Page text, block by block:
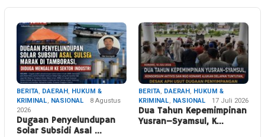
BERITA, DAERAH, HUKUM &
KRIMINAL, NASIONAL
8 Agustus
2026
Dugaan Penyelundupan
Solar Subsidi Asal …
BERITA, DAERAH, HUKUM &
KRIMINAL, NASIONAL 17 Juli 2026
Dua Tahun Kepemimpinan
Yusran–Syamsul, K…